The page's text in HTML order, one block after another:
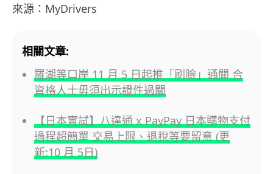
來源：MyDrivers
相關文章:
羅湖等口岸 11 月 5 日起推「刷臉」通關 合
資格人士毋須出示證件過關
【日本實試】八達通 x PayPay 日本購物支付
過程超簡單 交易上限、退稅等要留意 (更
新:10 月 5日)